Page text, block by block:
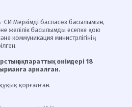
СИ Мерзімді баспасөз басылымын,
желілік басылымды есепке қою
коммуникация министрлігінің
ақпараттық өнімдері 18
арналған.
қорғалған.